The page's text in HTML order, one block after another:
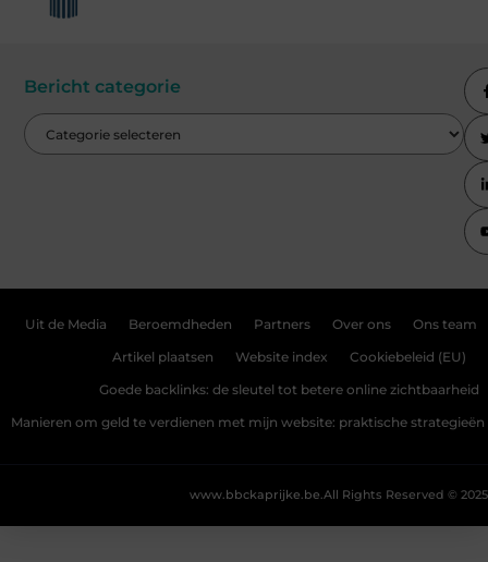
Bericht categorie
Uit de Media Beroemdheden Partners Over ons Ons team
Artikel plaatsen Website index Cookiebeleid (EU)
Goede backlinks: de sleutel tot betere online zichtbaarheid
Manieren om geld te verdienen met mijn website: praktische strategieën
All Rights Reserved © 2025
www.bbckaprijke.be.